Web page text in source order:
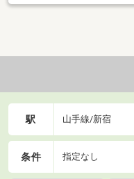
駅 山手線/新宿
条件 指定なし